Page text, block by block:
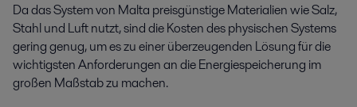
Da das System von Malta preisgünstige Materialien wie Salz,
Stahl und Luft nutzt, sind die Kosten des physischen Systems
gering genug, um es zu einer überzeugenden Lösung für die
wichtigsten Anforderungen an die Energiespeicherung im
großen Maßstab zu machen.